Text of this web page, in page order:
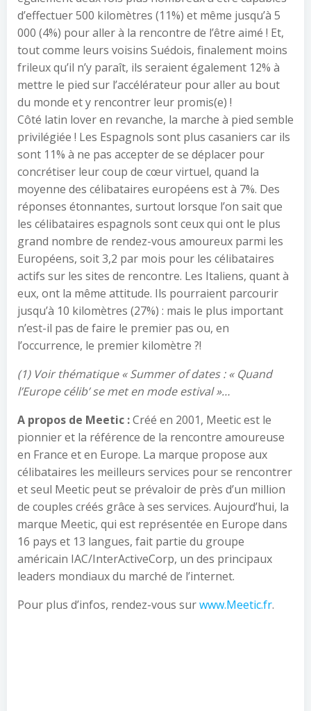
d’effectuer 500 kilomètres (11%) et même jusqu’à 5
000 (4%) pour aller à la rencontre de l’être aimé ! Et,
tout comme leurs voisins Suédois, finalement moins
frileux qu’il n’y paraît, ils seraient également 12% à
mettre le pied sur l’accélérateur pour aller au bout
du monde et y rencontrer leur promis(e) !
Côté latin lover en revanche, la marche à pied semble
privilégiée ! Les Espagnols sont plus casaniers car ils
sont 11% à ne pas accepter de se déplacer pour
concrétiser leur coup de cœur virtuel, quand la
moyenne des célibataires européens est à 7%. Des
réponses étonnantes, surtout lorsque l’on sait que
les célibataires espagnols sont ceux qui ont le plus
grand nombre de rendez-vous amoureux parmi les
Européens, soit 3,2 par mois pour les célibataires
actifs sur les sites de rencontre. Les Italiens, quant à
eux, ont la même attitude. Ils pourraient parcourir
jusqu’à 10 kilomètres (27%) : mais le plus important
n’est-il pas de faire le premier pas ou, en
l’occurrence, le premier kilomètre ?!
(1) Voir thématique « Summer of dates : « Quand
l’Europe célib’ se met en mode estival »…
A propos de Meetic :Créé en 2001, Meetic est le
pionnier et la référence de la rencontre amoureuse
en France et en Europe. La marque propose aux
célibataires les meilleurs services pour se rencontrer
et seul Meetic peut se prévaloir de près d’un million
de couples créés grâce à ses services. Aujourd’hui, la
marque Meetic, qui est représentée en Europe dans
16 pays et 13 langues, fait partie du groupe
américain IAC/InterActiveCorp, un des principaux
leaders mondiaux du marché de l’internet.
Pour plus d’infos, rendez-vous surwww.Meetic.fr.